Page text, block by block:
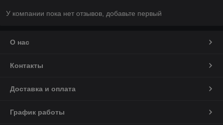
У компании пока нет отзывов, добавьте первый
О нас
Контакты
Доставка и оплата
График работы